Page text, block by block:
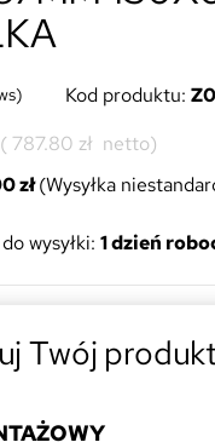
Kod produktu:
( 787.80 zł netto)
zł(Wysyłka
wysyłki: 1 dzień
Twój